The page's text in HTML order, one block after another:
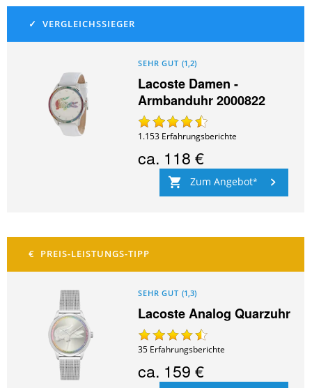
SEHR GUT (1,2)
Lacoste Damen -
Armbanduhr 2000822
1.153 Erfahrungsberichte
ca. 118 €
Zum Angebot
SEHR GUT (1,3)
Lacoste Analog Quarzuhr
35 Erfahrungsberichte
ca. 159 €